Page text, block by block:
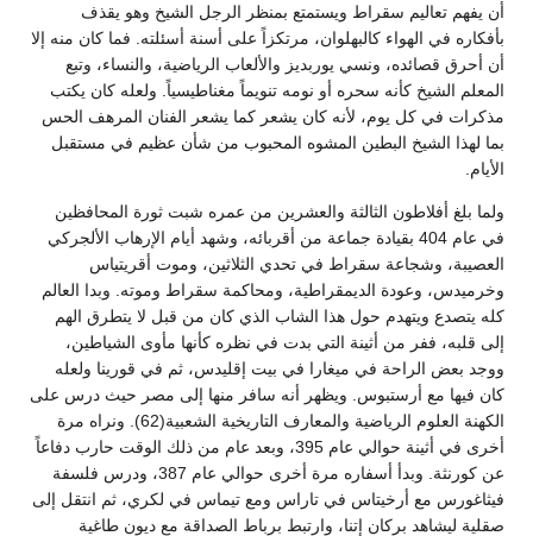
أن يفهم تعاليم سقراط ويستمتع بمنظر الرجل الشيخ وهو يقذف
بأفكاره في الهواء كالبهلوان، مرتكزاً على أسنة أسئلته. فما كان منه إلا
أن أحرق قصائده، ونسي يوربديز والألعاب الرياضية، والنساء، وتبع
المعلم الشيخ كأنه سحره أو نومه تنويماً مغناطيسياً. ولعله كان يكتب
مذكرات في كل يوم، لأنه كان يشعر كما يشعر الفنان المرهف الحس
بما لهذا الشيخ البطين المشوه المحبوب من شأن عظيم في مستقبل
الأيام.
ولما بلغ أفلاطون الثالثة والعشرين من عمره شبت ثورة المحافظين
في عام 404 بقيادة جماعة من أقربائه، وشهد أيام الإرهاب الألجركي
العصيبة، وشجاعة سقراط في تحدي الثلاثين، وموت أقريتياس
وخرميدس، وعودة الديمقراطية، ومحاكمة سقراط وموته. وبدا العالم
كله يتصدع ويتهدم حول هذا الشاب الذي كان من قبل لا يتطرق الهم
إلى قلبه، ففر من أثينة التي بدت في نظره كأنها مأوى الشياطين،
ووجد بعض الراحة في ميغارا في بيت إقليدس، ثم في قورينا ولعله
كان فيها مع أرستبوس. ويظهر أنه سافر منها إلى مصر حيث درس على
الكهنة العلوم الرياضية والمعارف التاريخية الشعبية(62). ونراه مرة
أخرى في أثينة حوالي عام 395، وبعد عام من ذلك الوقت حارب دفاعاً
عن كورنثة. وبدأ أسفاره مرة أخرى حوالي عام 387، ودرس فلسفة
فيثاغورس مع أرخيتاس في تاراس ومع تيماس في لكري، ثم انتقل إلى
صقلية ليشاهد بركان إتنا، وارتبط برباط الصداقة مع ديون طاغية